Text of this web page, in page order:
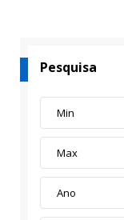
Pesquisa
Min
Max
Ano